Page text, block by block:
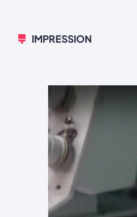
IMPRESSION